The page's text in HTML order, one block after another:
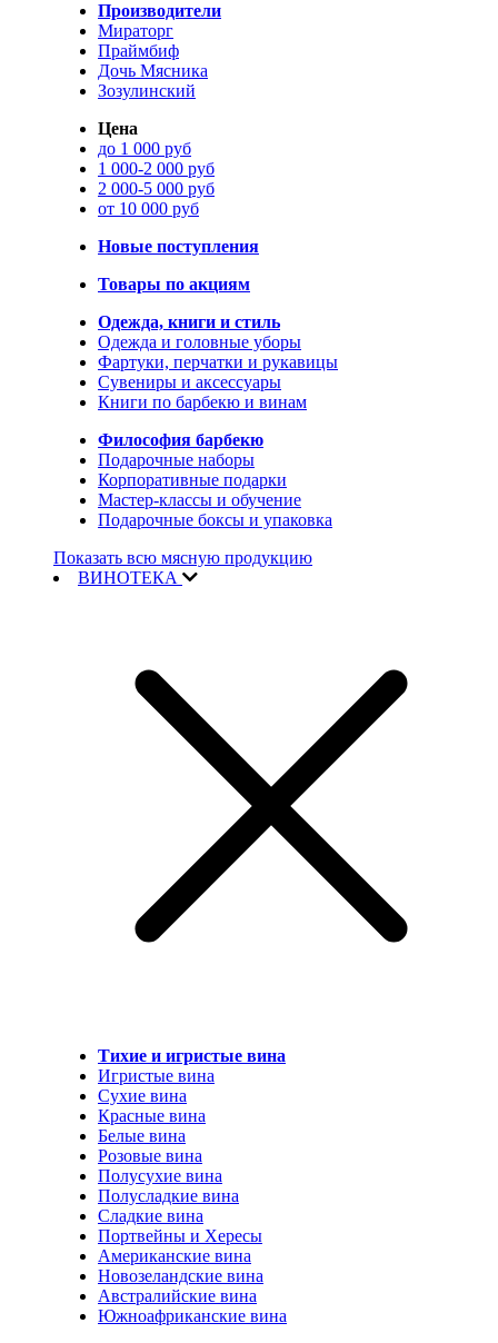
Производители
Мираторг
Праймбиф
Дочь Мясника
Зозулинский
Цена
до 1 000 руб
1 000-2 000 руб
2 000-5 000 руб
от 10 000 руб
Новые поступления
Товары по акциям
Одежда, книги и стиль
Одежда и головные уборы
Фартуки, перчатки и рукавицы
Сувениры и аксессуары
Книги по барбекю и винам
Философия барбекю
Подарочные наборы
Корпоративные подарки
Мастер-классы и обучение
Подарочные боксы и упаковка
Показать всю мясную продукцию
ВИНОТЕКА
Тихие и игристые вина
Игристые вина
Сухие вина
Красные вина
Белые вина
Розовые вина
Полусухие вина
Полусладкие вина
Сладкие вина
Портвейны и Хересы
Американские вина
Новозеландские вина
Австралийские вина
Южноафриканские вина